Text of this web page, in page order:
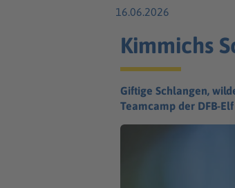
16.06.2026
Kimmichs
Giftige Schlangen,
Teamcamp der DFB-